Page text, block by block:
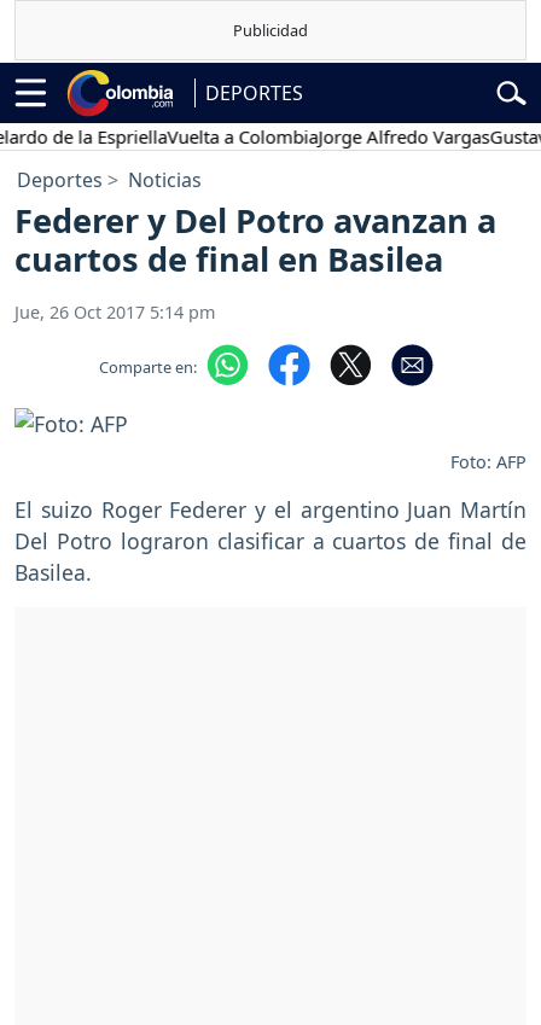
DEPORTES
la EspriellaVuelta a ColombiaJorge Alfredo VargasGustavo
Deportes Noticias
Federer y Del Potro avanzan a
cuartos de final en Basilea
Jue, 26 Oct 2017 5:14 pm
Comparte en:
Foto: AFP
El suizo Roger Federer y el argentino Juan Martín
Del Potro lograron clasificar a cuartos de final de
Basilea.